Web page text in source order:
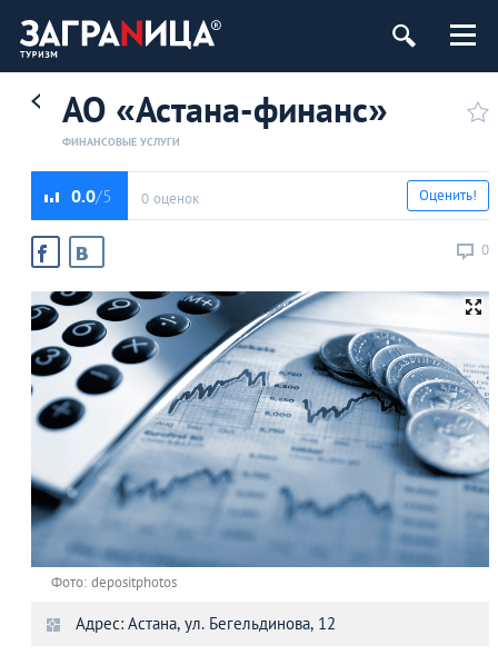
АО «Астана-финанс»
ФИНАНСОВЫЕ УСЛУГИ
0.0 0 оценок
0
Оценить!
Фото: depositphotos
Адрес: Астана, ул. Бегельдинова, 12